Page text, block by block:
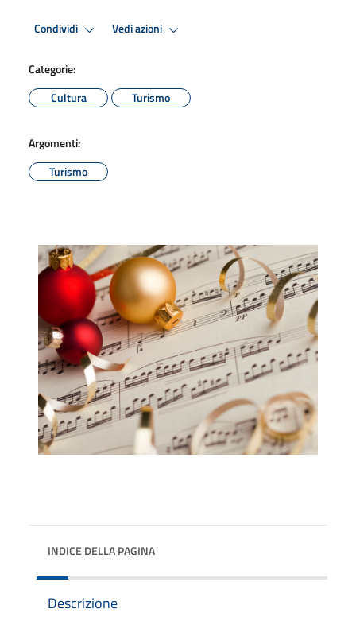
Condividi Vedi azioni
Categorie:
Cultura
Turismo
Argomenti:
Turismo
INDICE DELLA PAGINA
Descrizione